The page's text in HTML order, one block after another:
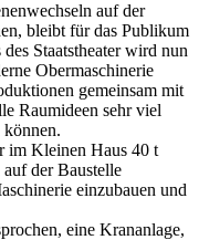
auf der
bleibt für das Publikum
Staatstheater wird nun
Obermaschinerie
gemeinsam mit
Raumideen sehr viel
im Kleinen Haus 40 t
der Baustelle
einzubauen und
eine Krananlage,